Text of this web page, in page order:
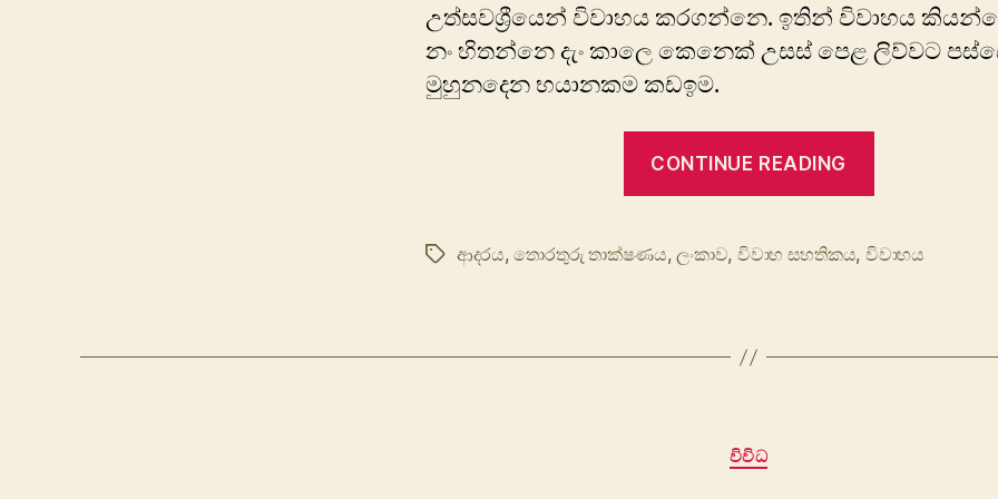
උත්සවශ්‍රීයෙන් විවාහය කරගන්නෙ. ඉතින් විවාහය
නං හිතන්නෙ ‍දැං කාලෙ කෙනෙක් උසස්‍ පෙළ ලිව්වට
මුහුනදෙන භයානකම කඩඉම.
CONTINUE READING
Tagsආදරය,තොරතුරු තාක්ෂණය,ලංකාව, විවාහ සහතිකය, විවාහය
Categories
විවිධ